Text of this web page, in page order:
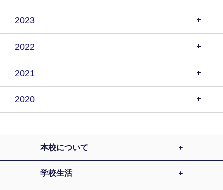
2023
2022
2021
2020
本校について
学校生活